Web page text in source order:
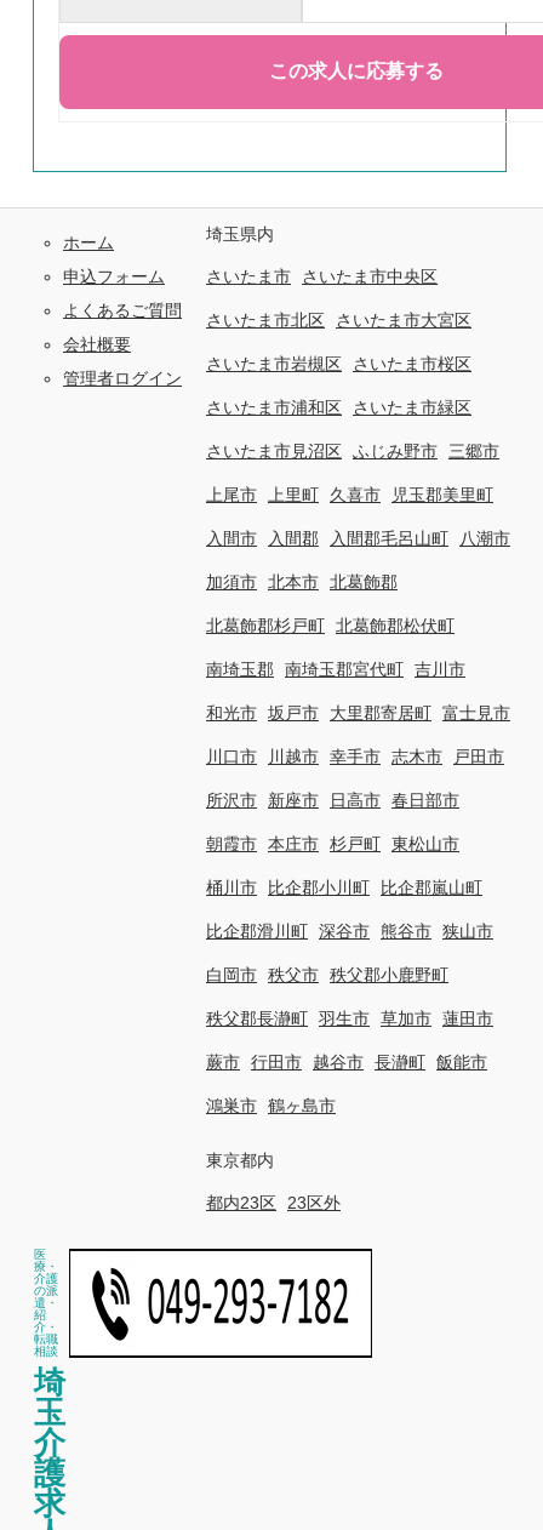
ホーム
申込フォーム
よくあるご質問
会社概要
管理者ログイン
埼玉県内
さいたま市 さいたま市中央区
さいたま市北区 さいたま市大宮区
さいたま市岩槻区 さいたま市桜区
さいたま市浦和区 さいたま市緑区
さいたま市見沼区 ふじみ野市 三郷市
上尾市 上里町 久喜市 児玉郡美里町
入間市 入間郡 入間郡毛呂山町 八潮市
加須市 北本市 北葛飾郡
北葛飾郡杉戸町 北葛飾郡松伏町
南埼玉郡 南埼玉郡宮代町 吉川市
和光市 坂戸市 大里郡寄居町 富士見市
川口市 川越市 幸手市 志木市 戸田市
所沢市 新座市 日高市 春日部市
朝霞市 本庄市 杉戸町 東松山市
桶川市 比企郡小川町 比企郡嵐山町
比企郡滑川町 深谷市 熊谷市 狭山市
白岡市 秩父市 秩父郡小鹿野町
秩父郡長瀞町 羽生市 草加市 蓮田市
蕨市 行田市 越谷市 長瀞町 飯能市
鴻巣市 鶴ヶ島市
東京都内
都内23区 23区外
医
療・
介護
の派
遣・
紹
介・
転職
相談
埼
玉
介
護
求